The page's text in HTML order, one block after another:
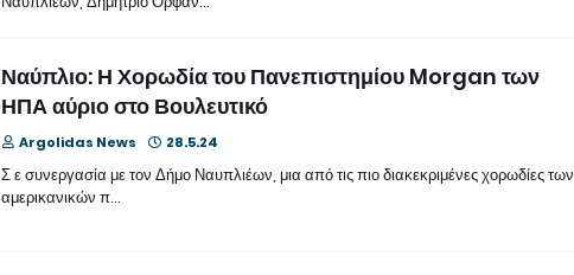
Ναύπλιο: Η Χορωδία του Πανεπιστημίου Morgan των
ΗΠΑ αύριο στο Βουλευτικό
Argolidas News 28.5.24
Σ ε συνεργασία με τον Δήμο Ναυπλιέων, μια από τις πιο διακεκριμένες χορωδίες των
αμερικανικών π…